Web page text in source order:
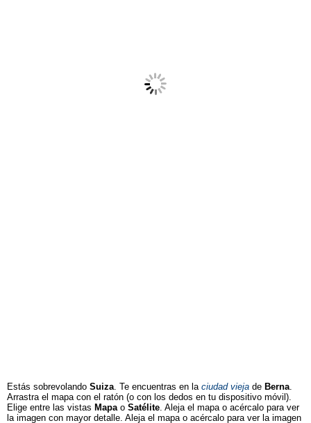
Estás sobrevolando Suiza . Te encuentras en la ciudad vieja de Berna
Arrastra el mapa con el ratón (o con los dedos en tu dispositivo móvil).
Elige entre las vistas Mapa o Satélite . Aleja el mapa o acércalo para ver
la imagen con mayor detalle. Aleja el mapa o acércalo para ver la imagen